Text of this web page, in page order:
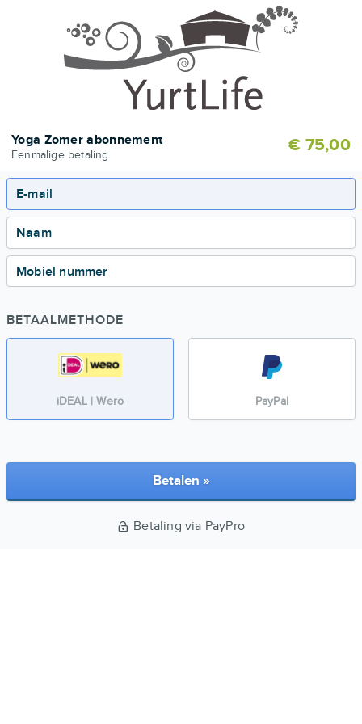
Yoga Zomer abonnement
Eenmalige betaling
€ 75,00
E-mail
Naam
Mobiel nummer
BETAALMETHODE
iDEAL | Wero PayPal
Betalen »
Betaling via PayPro